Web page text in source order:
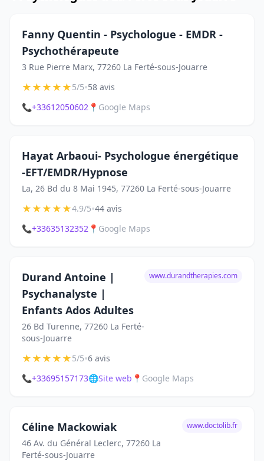
Fanny Quentin - Psychologue - EMDR -
Psychothérapeute
3 Rue Pierre Marx, 77260 La Ferté-sous-Jouarre
★★★★★5/5•58 avis
📞+33612050602 📍 Google Maps
Hayat Arbaoui- Psychologue énergétique
-EFT/EMDR/Hypnose
La, 26 Bd du 8 Mai 1945, 77260 La Ferté-sous-Jouarre
★★★★★4.9/5•44 avis
📞+33635132352 📍 Google Maps
Durand Antoine |
Psychanalyste |
Enfants Ados Adultes
26 Bd Turenne, 77260 La Ferté-
sous-Jouarre
www.durandtherapies.com
★★★★★5/5•6 avis
📞+33695157173🌐Site web 📍 Google Maps
Céline Mackowiak
46 Av. du Général Leclerc, 77260 La
Ferté-sous-Jouarre
www.doctolib.fr